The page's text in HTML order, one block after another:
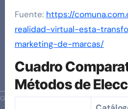
Fuente: https://
realidad-virtual-esta-
marketing-de-marcas/
Cuadro
Métodos de